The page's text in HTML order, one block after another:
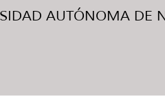
AUTÓNOMA DE